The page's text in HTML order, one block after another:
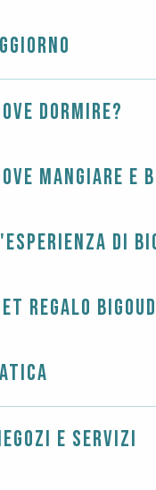
dormire?
mangiare e
di
regalo
e servizi